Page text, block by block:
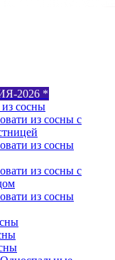
2026 *
сосны
из сосны с
из сосны
из сосны с
из сосны